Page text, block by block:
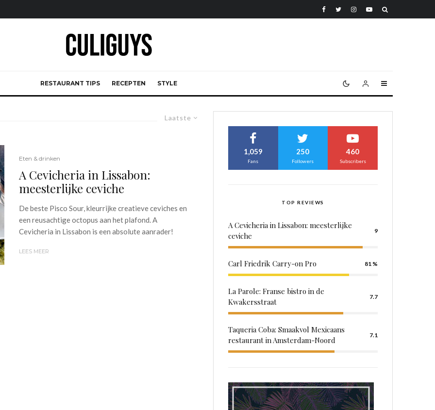
RESTAURANT TIPS RECEPTEN STYLE
Laatste
Eten & drinken
A Cevicheria in Lissabon:
meesterlijke ceviche
De beste Pisco Sour, kleurrijke creatieve ceviches en
een reusachtige octopus aan het plafond. A
Cevicheria in Lissabon is een absolute aanrader!
LEES MEER
1,059
Fans
250
Followers
460
Subscribers
TOP REVIEWS
A Cevicheria in Lissabon: meesterlijke
ceviche
9
Carl Friedrik Carry-on Pro 81
La Parole: Franse bistro in de
Kwakersstraat
7.7
Taqueria Coba: Smaakvol Mexicaans
restaurant in Amsterdam-Noord
7.1